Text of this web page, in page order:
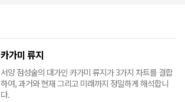
카가미 류지
서양 점성술의 대가인 카가미 류지가 3가지 차트를 결합
하여, 과거와 현재 그리고 미래까지 정밀하게 해석합니
다.